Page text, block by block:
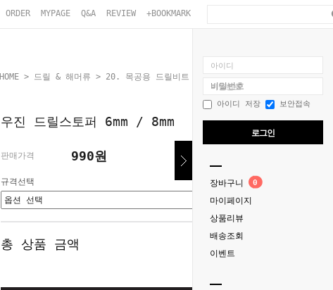
ORDER MYPAGE Q&A REVIEW +BOOKMARK
아이디
비밀번호
아이디 저장
보안접속
로그인
장바구니 0
마이페이지
상품리뷰
배송조회
이벤트
HOME > 드릴 & 해머류 > 20. 목공용 드릴비트
우진 드릴스토퍼 6mm / 8mm
판매가격 990원
규격선택
총 상품 금액